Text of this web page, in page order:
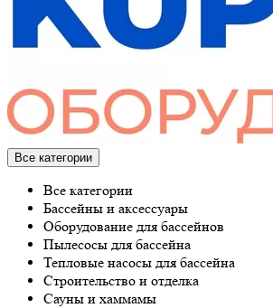
Все категории
Все категории
Бассейны и аксессуары
Оборудование для бассейнов
Пылесосы для бассейна
Тепловые насосы для бассейна
Строительство и отделка
Сауны и хаммамы